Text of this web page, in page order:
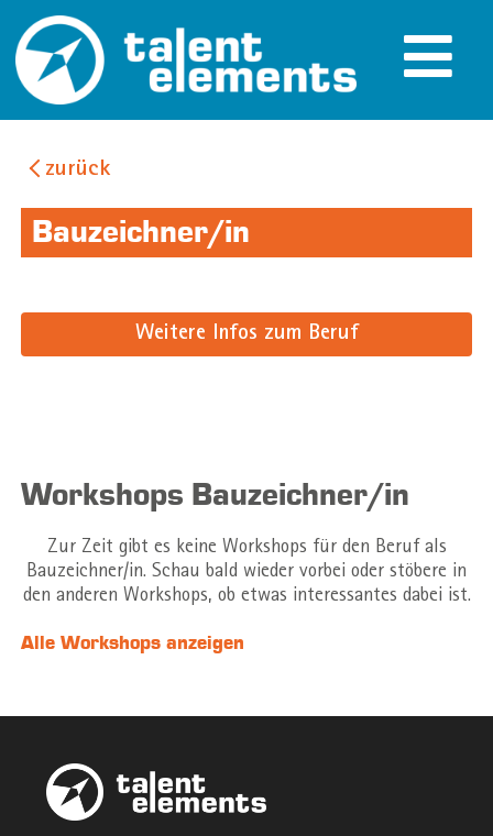
zurück
Bauzeichner/in
Weitere Infos zum Beruf
Workshops Bauzeichner/in
Zur Zeit gibt es keine Workshops für den Beruf als
Bauzeichner/in. Schau bald wieder vorbei oder stöbere in
den anderen Workshops, ob etwas interessantes dabei ist.
Alle Workshops anzeigen